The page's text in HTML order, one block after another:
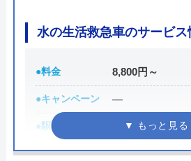
水の生活救急車のサービス
●料金 8,800円～
●キャンペーン ―
●駆けつけ時間 最短30分
●受付時間 8:00-22:00